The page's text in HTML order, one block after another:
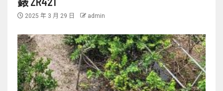
2025 年 3 月 29 日 admin